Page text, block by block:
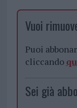
Vuoi
Puoi
cliccando
Sei già